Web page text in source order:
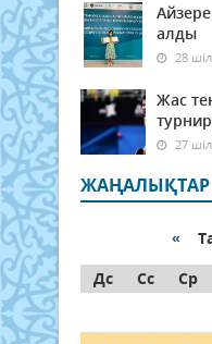
алды
28
Жас
27
ЖАҢАЛЫҚТАР
«
Дс
Сс Ср